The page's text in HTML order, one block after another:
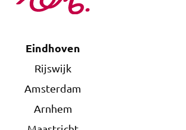
Eindhoven
Rijswijk
Amsterdam
Arnhem